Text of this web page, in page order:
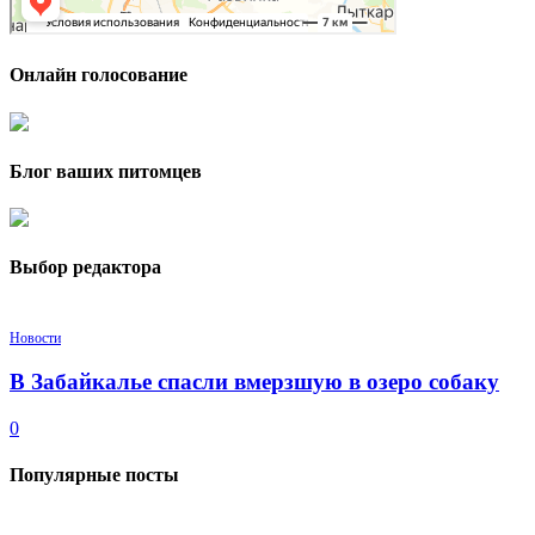
Онлайн голосование
Блог ваших питомцев
Выбор редактора
Новости
В Забайкалье спасли вмерзшую в озеро собаку
0
Популярные посты